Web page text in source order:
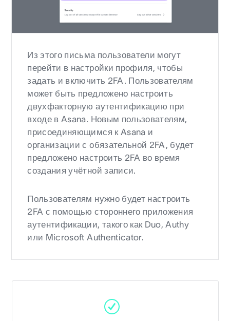
Из этого письма пользователи могут
перейти в настройки профиля, чтобы
задать и включить 2FA. Пользователям
может быть предложено настроить
двухфакторную аутентификацию при
входе в Asana. Новым пользователям,
присоединяющимся к Asana и
организации с обязательной 2FA, будет
предложено настроить 2FA во время
создания учётной записи.
Пользователям нужно будет настроить
2FA с помощью стороннего приложения
аутентификации, такого как Duo, Authy
или Microsoft Authenticator.